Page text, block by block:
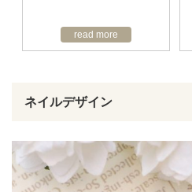
read more
ネイルデザイン